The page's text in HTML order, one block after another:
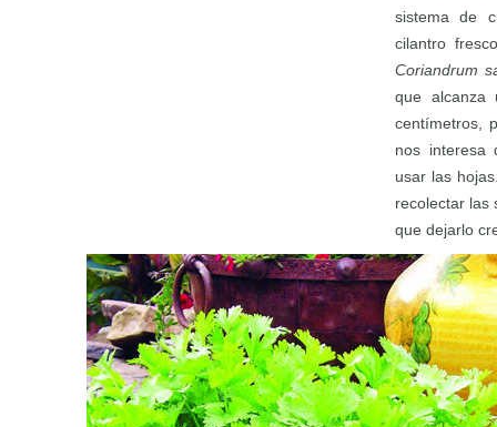
sistema de
cilantro
Coriandrum
que
centímetros,
nos interesa
usar las
recolectar las
que dejarlo